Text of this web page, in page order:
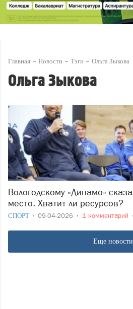
Главная Новости Тэги Ольга Зыкова
Ольга Зыкова
Вологодскому «Динамо» сказали занять первое
место. Хватит ли ресурсов?
СПОРТ 09-04-2026 1 комментарий
Еще новости